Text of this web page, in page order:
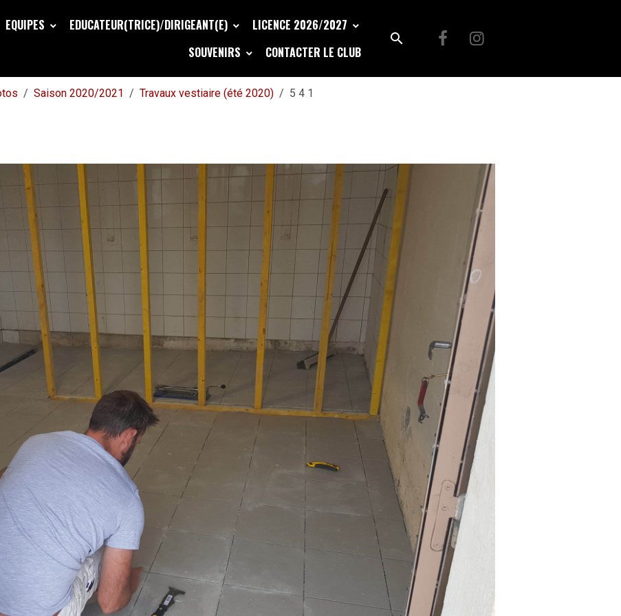
EQUIPES EDUCATEUR(TRICE)/DIRIGEANT(E)
LICENCE 2026/2027
SOUVENIRS
CONTACTER LE CLUB
Saison 2020/2021 Travaux vestiaire (été 2020) 5 4 1